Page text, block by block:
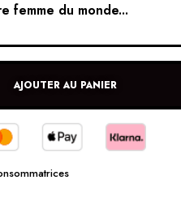
AJOUTER AU PANIER